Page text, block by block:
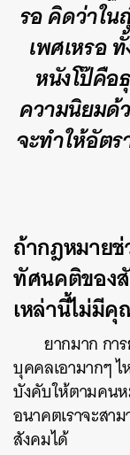
รอ คิดว่าใ
เพศเหรอ
หนังโป๊คือ
ความนิยมด้
จะทำให้อัต
ถ้ากฎหมายช่
ทัศนคติของ
เหล่านี้ไม่มี
ยากมาก กา
บุคคลเอามากๆ
บังคับให้ตามคนห
อนาคตเราจะสา
สังคมได้